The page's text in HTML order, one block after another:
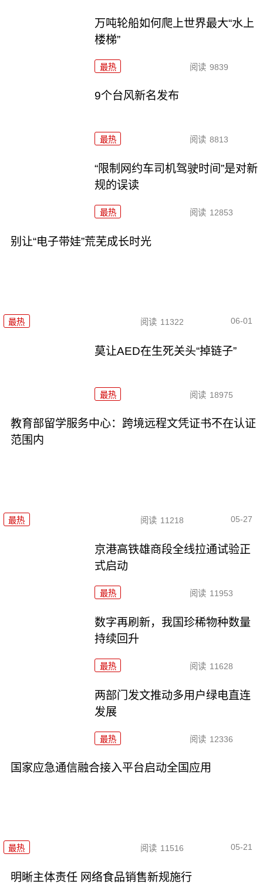
万吨轮船如何爬上世界最大“水上
楼梯”
最热 阅读 9839
9个台风新名发布
最热 阅读 8813
“限制网约车司机驾驶时间”是对新
规的误读
最热 阅读 12853
别让“电子带娃”荒芜成长时光
最热 阅读 11322 06-01
莫让AED在生死关头“掉链子”
最热 阅读 18975
教育部留学服务中心：跨境远程文凭证书不在认证
范围内
最热 阅读 11218 05-27
京港高铁雄商段全线拉通试验正
式启动
最热 阅读 11953
数字再刷新，我国珍稀物种数量
持续回升
最热 阅读 11628
两部门发文推动多用户绿电直连
发展
最热 阅读 12336
国家应急通信融合接入平台启动全国应用
最热 阅读 11516 05-21
明晰主体责任 网络食品销售新规施行